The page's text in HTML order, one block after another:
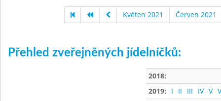
Květen 2021 Červen 2021
Přehled zveřejněných jídelníčků:
2018:
2019:
I II III IV V